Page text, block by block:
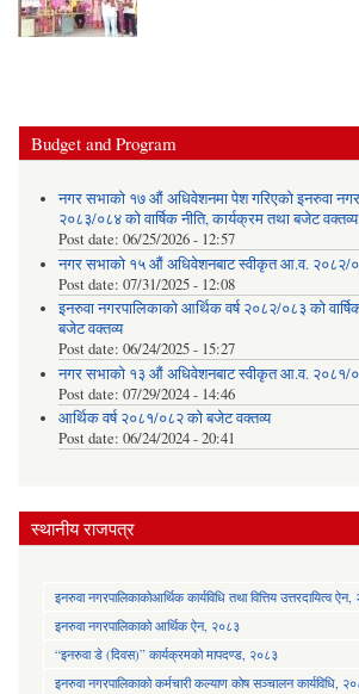
Budget and Program
नगर सभाको १७ औं अधिवेशनमा पेश गरिएको इनरुवा
२०८३/०८४ को वार्षिक नीति, कार्यक्रम तथा बजेट वक्तव्य
Post date: 06/25/2026 - 12:57
नगर सभाको १५ औं अधिवेशनबाट स्वीकृत आ.व. २०८२/
Post date: 07/31/2025 - 12:08
इनरुवा नगरपालिकाको आर्थिक वर्ष २०८२/०८३ को
बजेट वक्तव्य
Post date: 06/24/2025 - 15:27
नगर सभाको १३ औं अधिवेशनबाट स्वीकृत आ.व. २०८१/
Post date: 07/29/2024 - 14:46
आर्थिक वर्ष २०८१/०८२ को बजेट वक्तव्य
Post date: 06/24/2024 - 20:41
स्थानीय राजपत्र
इनरुवा नगरपालिकाकोआर्थिक कार्यविधि तथा वित्तिय उत्तरदायित्व
इनरुवा नगरपालिकाको आर्थिक ऐन, २०८३
“इनरुवा डे (दिवस)” कार्यक्रमको मापदण्ड, २०८३
इनरुवा नगरपालिकाको कर्मचारी कल्याण कोष सञ्चालन कार्यविधि,